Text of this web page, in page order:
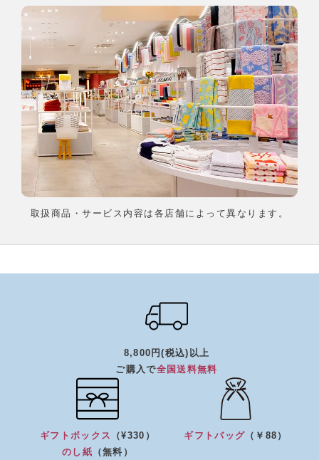
取扱商品・サービス内容は各店舗によって異なります。
8,800円(税込)以上
ご購入で全国送料無料
ギフトボックス
（¥330）
のし紙 （無料）
ギフトバッグ （￥88）